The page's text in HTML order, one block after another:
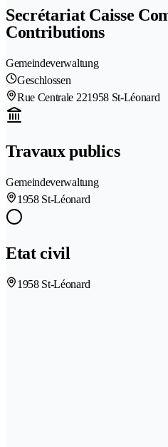
Secrétariat Caisse
Contributions
Gemeindeverwaltung
Geschlossen
Rue Centrale 221958 St-Léonard
Travaux publics
Gemeindeverwaltung
1958 St-Léonard
Etat civil
1958 St-Léonard